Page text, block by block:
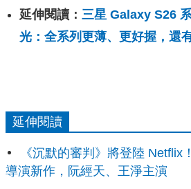
延伸閱讀： 三星 Galaxy S26
光：全系列更薄、更好握，還
延伸閱讀
《沉默的審判》將登陸 Netflix
導演新作，阮經天、王淨主演